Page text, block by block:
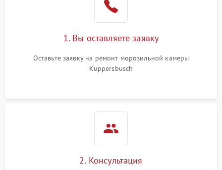
1. Вы оставляете заявку
Оставьте заявку на ремонт морозильной камеры
Kuppersbusch
2. Консультация